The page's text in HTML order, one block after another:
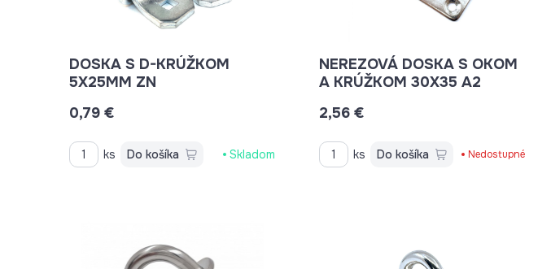
DOSKA S D-KRÚŽKOM
5X25MM ZN
0,79 €
ks Do košíka Skladom
NEREZOVÁ DOSKA S OKOM
A KRÚŽKOM 30X35 A2
2,56 €
ks Do košíka Nedostupné